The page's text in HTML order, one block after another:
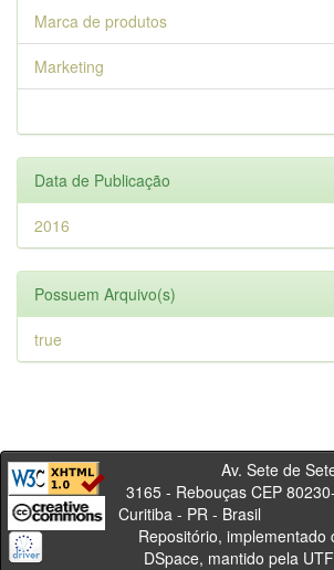
Marca de produtos
Marketing
Data de Publicação
2016
Possuem Arquivo(s)
true
Av. Sete de
3165 - Rebouças CEP
Curitiba - PR -
Repositório, implementado
DSpace, mantido pela